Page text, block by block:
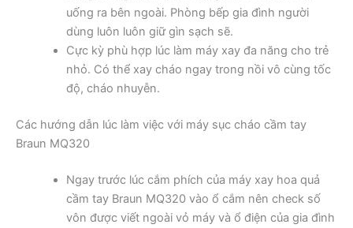
uống ra bên ngoài. Phòng bếp gia đình người
dùng luôn luôn giữ gìn sạch sẽ.
Cực kỳ phù hợp lúc làm máy xay đa năng cho trẻ
nhỏ. Có thể xay cháo ngay trong nồi vô cùng tốc
độ, cháo nhuyễn.
Các hướng dẫn lúc làm việc với máy sục cháo cầm tay
Braun MQ320
Ngay trước lúc cắm phích của máy xay hoa quả
cầm tay Braun MQ320 vào ổ cắm nên check số
vôn được viết ngoài vỏ máy và ổ điện của gia đình